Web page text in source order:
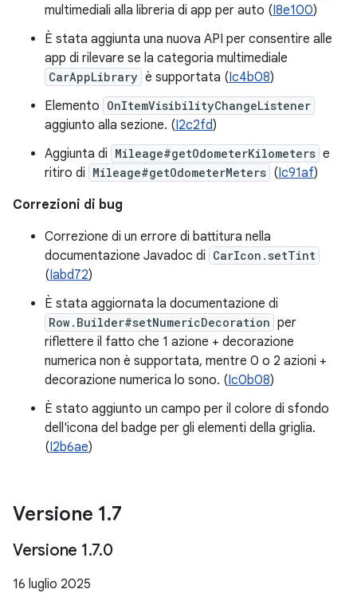
multimediali alla libreria di app per auto (I8e100)
È stata aggiunta una nuova API per consentire alle
app di rilevare se la categoria multimediale
CarAppLibrary è supportata (Ic4b08)
Elemento OnItemVisibilityChangeListener
aggiunto alla sezione. (I2c2fd)
Aggiunta di Mileage#getOdometerKilometers e
ritiro di Mileage#getOdometerMeters (Ic91af)
Correzioni di bug
Correzione di un errore di battitura nella
documentazione Javadoc di CarIcon.setTint
(Iabd72)
È stata aggiornata la documentazione di
Row.Builder#setNumericDecoration per
riflettere il fatto che 1 azione + decorazione
numerica non è supportata, mentre 0 o 2 azioni +
decorazione numerica lo sono. (Ic0b08)
È stato aggiunto un campo per il colore di sfondo
dell'icona del badge per gli elementi della griglia.
(I2b6ae)
Versione 1.7
Versione 1.7.0
16 luglio 2025